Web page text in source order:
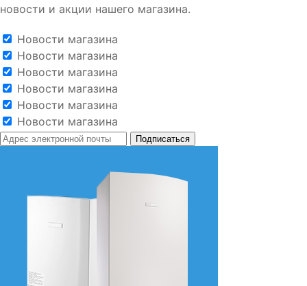
новости и акции нашего магазина.
Новости магазина
Новости магазина
Новости магазина
Новости магазина
Новости магазина
Новости магазина